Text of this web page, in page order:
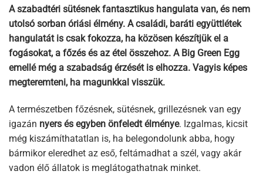
A szabadtéri sütésnek fantasztikus hangulata van, és nem
utolsó sorban óriási élmény. A családi, baráti együttlétek
hangulatát is csak fokozza, ha közösen készítjük el a
fogásokat, a főzés és az étel összehoz. A Big Green Egg
emellé még a szabadság érzését is elhozza. Vagyis képes
megteremteni, ha magunkkal visszük.
A természetben főzésnek, sütésnek, grillezésnek van egy
igazán nyers és egyben önfeledt élménye. Izgalmas, kicsit
még kiszámíthatatlan is, ha belegondolunk abba, hogy
bármikor eleredhet az eső, feltámadhat a szél, vagy akár
vadon élő állatok is meglátogathatnak minket.